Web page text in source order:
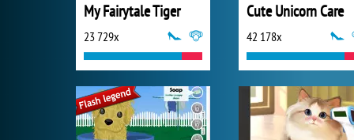
My Fairytale Tiger
23 729x
Cute Unicorn Care
42 178x